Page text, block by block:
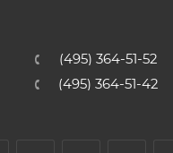
(495) 364-51-52
(495) 364-51-42